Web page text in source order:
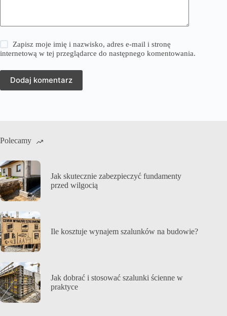
Zapisz moje imię i nazwisko, adres e-mail i stronę
internetową w tej przeglądarce do następnego komentowania.
Dodaj komentarz
Polecamy
Jak skutecznie zabezpieczyć fundamenty
przed wilgocią
Ile kosztuje wynajem szalunków na budowie?
Jak dobrać i stosować szalunki ścienne w
praktyce